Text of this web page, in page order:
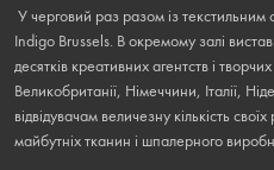
У черговий раз разом із
Indigo Brussels. В окремому залі
десятків креативних агентств і
Великобританії, Німеччини, Італії,
відвідувачам величезну кількість
майбутніх тканин і шпалерного